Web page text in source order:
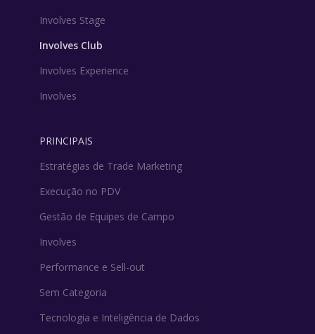
Involves Stage
Involves Club
Involves Experience
Involves
PRINCIPAIS
Estratégias de Trade Marketing
Execução no PDV
Gestão de Equipes de Campo
Involves
Performance e Sell-out
Sem Categoria
Tecnologia e Inteligência de Dados